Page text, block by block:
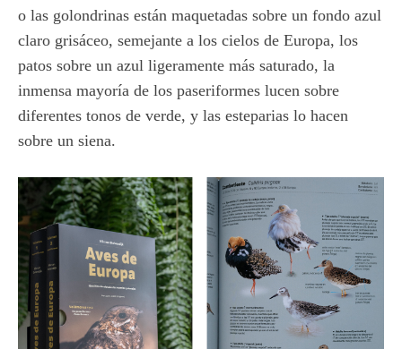
o las golondrinas están maquetadas sobre un fondo azul
claro grisáceo, semejante a los cielos de Europa, los
patos sobre un azul ligeramente más saturado, la
inmensa mayoría de los paseriformes lucen sobre
diferentes tonos de verde, y las esteparias lo hacen
sobre un siena.